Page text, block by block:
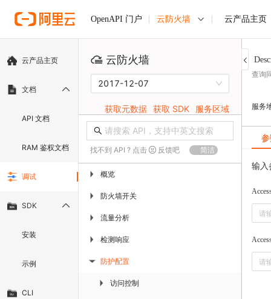
OpenAPI 门户 云防火墙 云产品主页
云产品主页
文档
API 文档
RAM 鉴权文档
调试
SDK
安装
示例
CLI
云防火墙
2017-12-07
获取元数据 获取 SDK 服务区域
找不到 API ? 点击 反馈吧 简洁
▶ 概览
▶ 防火墙开关
▶ 流量分析
▶ 检测响应
▶ 防护配置
▶ 访问控制
查询
服务
输入